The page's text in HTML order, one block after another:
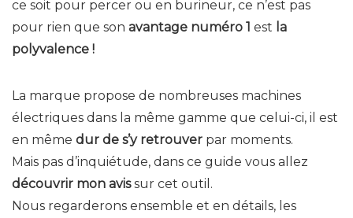
ce soit pour percer ou en burineur, ce n’est pas
pour rien que son avantage numéro 1 est la
polyvalence !
La marque propose de nombreuses machines
électriques dans la même gamme que celui-ci, il est
en même dur de s’y retrouver par moments.
Mais pas d’inquiétude, dans ce guide vous allez
découvrir mon avissur cet outil.
Nous regarderons ensemble et en détails, les